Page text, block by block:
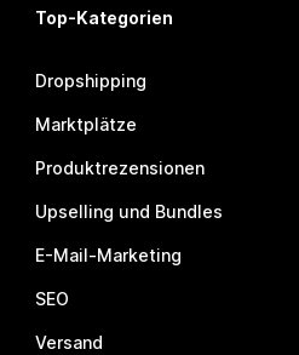
Top-Kategorien
Dropshipping
Marktplätze
Produktrezensionen
Upselling und Bundles
E-Mail-Marketing
SEO
Versand